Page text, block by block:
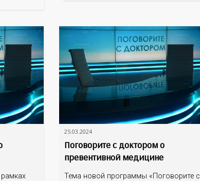
и знакомым общаться и
25.03.2024
Поговорите с доктором о
превентивной медицине
Тема новой программы «Поговорите с